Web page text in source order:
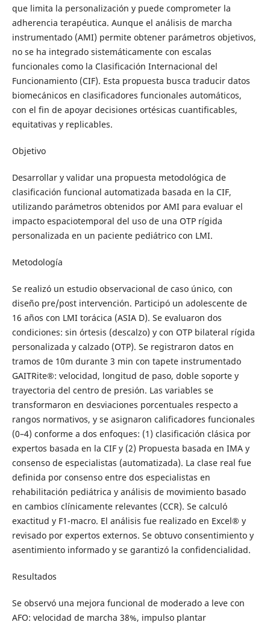
que limita la personalización y puede comprometer la
adherencia terapéutica. Aunque el análisis de marcha
instrumentado (AMI) permite obtener parámetros objetivos,
no se ha integrado sistemáticamente con escalas
funcionales como la Clasificación Internacional del
Funcionamiento (CIF). Esta propuesta busca traducir datos
biomecánicos en clasificadores funcionales automáticos,
con el fin de apoyar decisiones ortésicas cuantificables,
equitativas y replicables.
Objetivo
Desarrollar y validar una propuesta metodológica de
clasificación funcional automatizada basada en la CIF,
utilizando parámetros obtenidos por AMI para evaluar el
impacto espaciotemporal del uso de una OTP rígida
personalizada en un paciente pediátrico con LMI.
Metodología
Se realizó un estudio observacional de caso único, con
diseño pre/post intervención. Participó un adolescente de
16 años con LMI torácica (ASIA D). Se evaluaron dos
condiciones: sin órtesis (descalzo) y con OTP bilateral rígida
personalizada y calzado (OTP). Se registraron datos en
tramos de 10m durante 3 min con tapete instrumentado
GAITRite®: velocidad, longitud de paso, doble soporte y
trayectoria del centro de presión. Las variables se
transformaron en desviaciones porcentuales respecto a
rangos normativos, y se asignaron calificadores funcionales
(0–4) conforme a dos enfoques: (1) clasificación clásica por
expertos basada en la CIF y (2) Propuesta basada en IMA y
consenso de especialistas (automatizada). La clase real fue
definida por consenso entre dos especialistas en
rehabilitación pediátrica y análisis de movimiento basado
en cambios clínicamente relevantes (CCR). Se calculó
exactitud y F1-macro. El análisis fue realizado en Excel® y
revisado por expertos externos. Se obtuvo consentimiento y
asentimiento informado y se garantizó la confidencialidad.
Resultados
Se observó una mejora funcional de moderado a leve con
AFO: velocidad de marcha 38%, impulso plantar